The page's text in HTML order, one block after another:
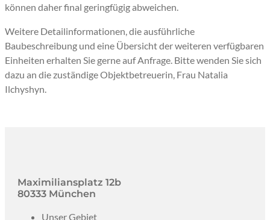
können daher final geringfügig abweichen.
Weitere Detailinformationen, die ausführliche
Baubeschreibung und eine Übersicht der weiteren verfügbaren
Einheiten erhalten Sie gerne auf Anfrage. Bitte wenden Sie sich
dazu an die zuständige Objektbetreuerin, Frau Natalia
Ilchyshyn.
Maximiliansplatz 12b
80333 München
Unser Gebiet